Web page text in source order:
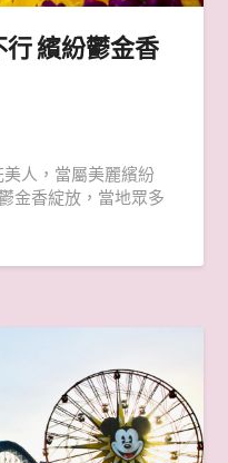
繽紛鬱金香
人，當屬美麗繽紛
金香綻放，當地眾多